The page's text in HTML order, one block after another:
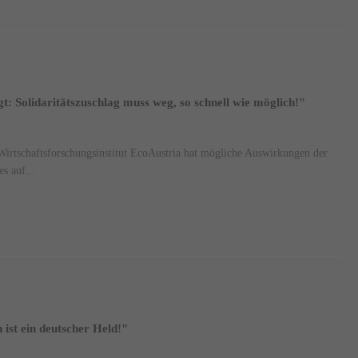
Solidaritätszuschlag muss weg, so schnell wie möglich!"
EcoAustria hat mögliche Auswirkungen der
auf...
ein deutscher Held!"